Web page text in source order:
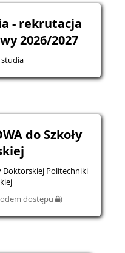
- rekrutacja
2026/2027
studia
do Szkoły
Doktorskiej Politechniki
dostępu
)